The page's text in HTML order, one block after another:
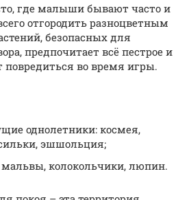
где малыши бывают часто и
отгородить разноцветным
безопасных для
предпочитает всё пестрое и
во время игры.
однолетники: космея,
эшшольция;
мальвы, колокольчики, люпин.